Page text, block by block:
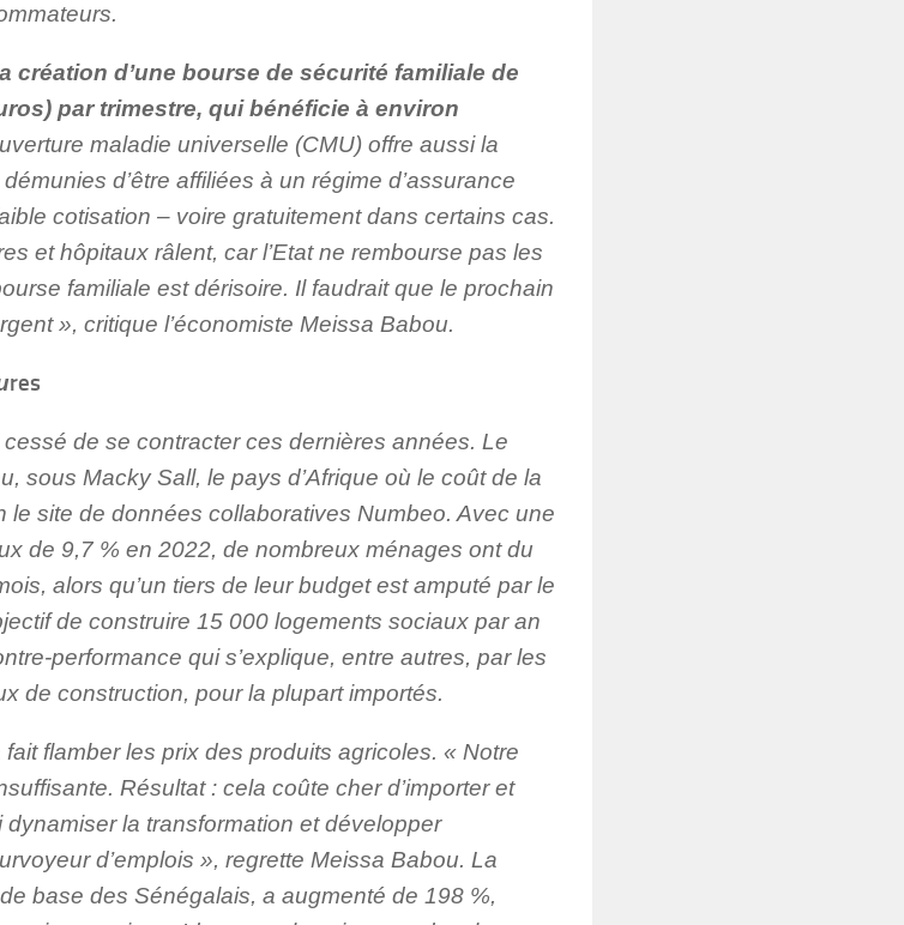
création d’une bourse de sécurité familiale de
par trimestre, qui bénéficie à environ
maladie universelle (CMU) offre aussi la
d’être affiliées à un régime d’assurance
cotisation – voire gratuitement dans certains cas.
et hôpitaux râlent, car l’Etat ne rembourse pas les
familiale est dérisoire. Il faudrait que le prochain
», critique l’économiste Meissa Babou.
res
cessé de se contracter ces dernières années. Le
sous Macky Sall, le pays d’Afrique où le coût de la
le site de données collaboratives Numbeo. Avec une
de 9,7 % en 2022, de nombreux ménages ont du
alors qu’un tiers de leur budget est amputé par le
de construire 15 000 logements sociaux par an
performance qui s’explique, entre autres, par les
de construction, pour la plupart importés.
flamber les prix des produits agricoles. « Notre
Résultat : cela coûte cher d’importer et
dynamiser la transformation et développer
d’emplois », regrette Meissa Babou. La
base des Sénégalais, a augmenté de 198 %,